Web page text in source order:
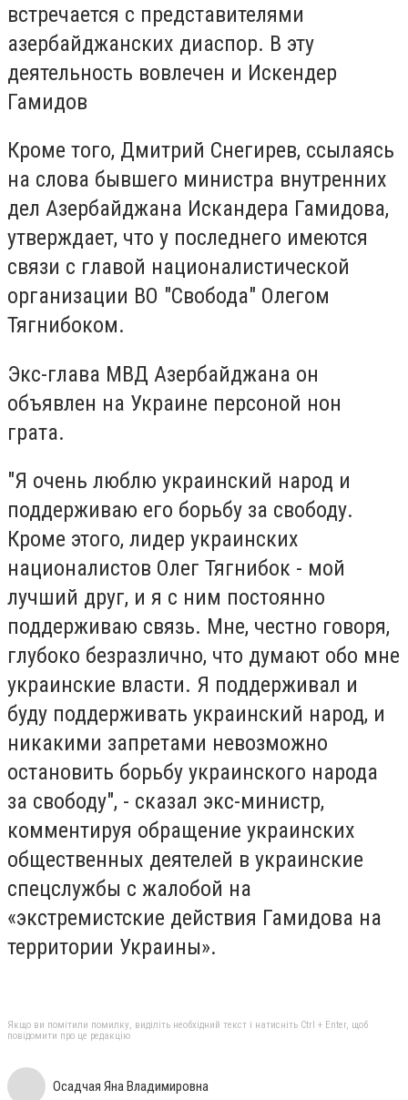
встречается с представителями
азербайджанских диаспор. В эту
деятельность вовлечен и Искендер
Гамидов
Кроме того, Дмитрий Снегирев, ссылаясь
на слова бывшего министра внутренних
дел Азербайджана Искандера Гамидова,
утверждает, что у последнего имеются
связи с главой националистической
организации ВО "Свобода" Олегом
Тягнибоком.
Экс-глава МВД Азербайджана он
объявлен на Украине персоной нон
грата.
"Я очень люблю украинский народ и
поддерживаю его борьбу за свободу.
Кроме этого, лидер украинских
националистов Олег Тягнибок - мой
лучший друг, и я с ним постоянно
поддерживаю связь. Мне, честно говоря,
глубоко безразлично, что думают обо мне
украинские власти. Я поддерживал и
буду поддерживать украинский народ, и
никакими запретами невозможно
остановить борьбу украинского народа
за свободу", - сказал экс-министр,
комментируя обращение украинских
общественных деятелей в украинские
спецслужбы с жалобой на
«экстремистские действия Гамидова на
территории Украины».
Якщо ви помітили помилку, виділіть необхідний текст і натисніть Ctrl + Enter, щоб
повідомити про це редакцію
Осадчая Яна Владимировна